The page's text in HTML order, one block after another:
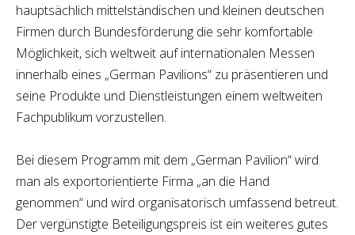
hauptsächlich mittelständischen und kleinen deutschen
Firmen durch Bundesförderung die sehr komfortable
Möglichkeit, sich weltweit auf internationalen Messen
innerhalb eines „German Pavilions“ zu präsentieren und
seine Produkte und Dienstleistungen einem weltweiten
Fachpublikum vorzustellen.
Bei diesem Programm mit dem „German Pavilion“ wird
man als exportorientierte Firma „an die Hand
genommen“ und wird organisatorisch umfassend betreut.
Der vergünstigte Beteiligungspreis ist ein weiteres gutes